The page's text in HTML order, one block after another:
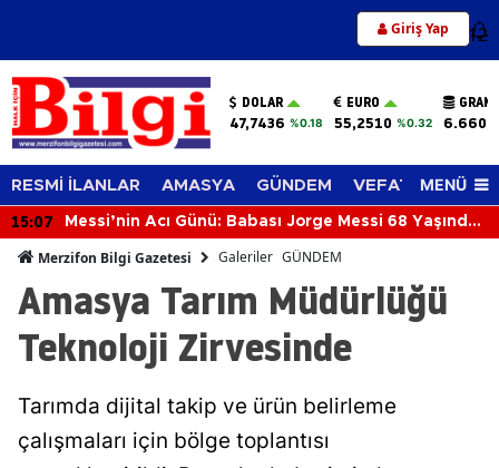
Giriş Yap 12
DOLAR
47,7436 %0.18
EURO
55,2510 %0.32
RESMİ İLANLAR AMASYA GÜNDEM VEFAT EDENLER
MENÜ
15:07
Messi’nin Acı Günü: Babası Jorge Messi 68 Yaşında
Merzifon Bilgi Gazetesi Galeriler GÜNDEM
Amasya Tarım Müdürlüğü
Teknoloji Zirvesinde
Tarımda dijital takip ve ürün belirleme
çalışmaları için bölge toplantısı